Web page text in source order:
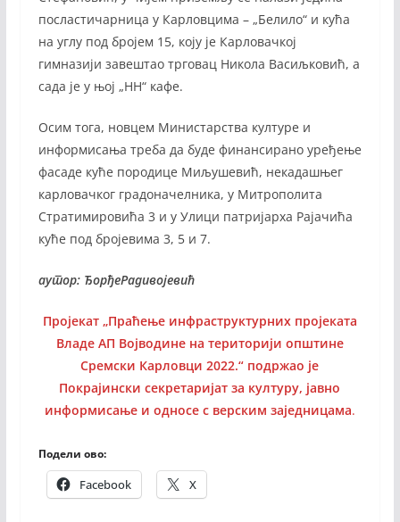
посластичарница у Карловцима – „Белило“ и кућа
на углу под бројем 15, коју је Карловачкој
гимназији завештао трговац Никола Васиљковић, а
сада је у њој „НН“ кафе.
Осим тога, новцем Министарства културе и
информисања треба да буде финансирано уређење
фасаде куће породице Миљушевић, некадашњег
карловачког градоначелника, у Митрополита
Стратимировића 3 и у Улици патријарха Рајачића
куће под бројевима 3, 5 и 7.
аутор: ЂорђеРадивојевић
Пројекат „Праћење инфраструктурних пројеката
Владе АП Војводине на територији општине
Сремски Карловци 2022.“ подржао је
Покрајински секретаријат за културу, јавно
информисање и односе с верским заједницама.
Подели ово:
Facebook X